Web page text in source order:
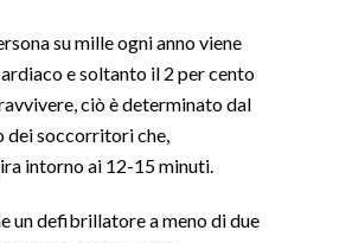
su mille ogni anno viene
e soltanto il 2 per cento
ciò è determinato dal
soccorritori che,
intorno ai 12-15 minuti.
un defibrillatore a meno di due